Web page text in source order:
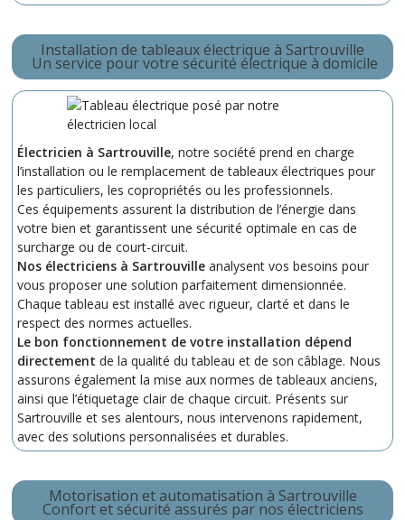
Installation de tableaux électrique à Sartrouville
Un service pour votre sécurité électrique à domicile
Électricien à Sartrouville, notre société prend en charge
l’installation ou le remplacement de tableaux électriques pour
les particuliers, les copropriétés ou les professionnels.
Ces équipements assurent la distribution de l’énergie dans
votre bien et garantissent une sécurité optimale en cas de
surcharge ou de court-circuit.
Nos électriciens à Sartrouville analysent vos besoins pour
vous proposer une solution parfaitement dimensionnée.
Chaque tableau est installé avec rigueur, clarté et dans le
respect des normes actuelles.
Le bon fonctionnement de votre installation dépend
directement de la qualité du tableau et de son câblage. Nous
assurons également la mise aux normes de tableaux anciens,
ainsi que l’étiquetage clair de chaque circuit. Présents sur
Sartrouville et ses alentours, nous intervenons rapidement,
avec des solutions personnalisées et durables.
Motorisation et automatisation à Sartrouville
Confort et sécurité assurés par nos électriciens